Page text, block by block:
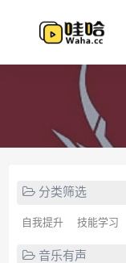
分类筛选
自我提升 技能学习
音乐有声